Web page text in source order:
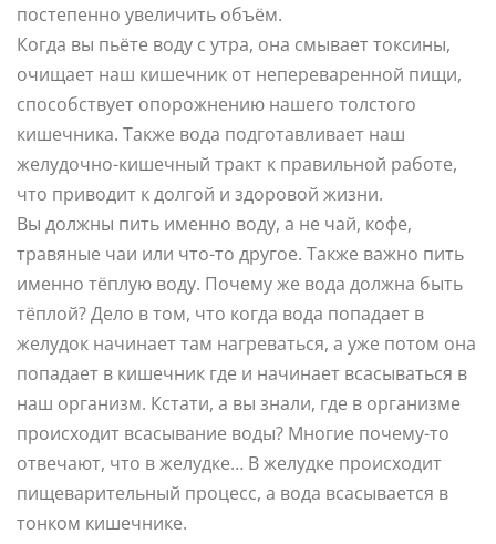
постепенно увеличить объём.
Когда вы пьёте воду с утра, она смывает токсины,
очищает наш кишечник от непереваренной пищи,
способствует опорожнению нашего толстого
кишечника. Также вода подготавливает наш
желудочно-кишечный тракт к правильной работе,
что приводит к долгой и здоровой жизни.
Вы должны пить именно воду, а не чай, кофе,
травяные чаи или что-то другое. Также важно пить
именно тёплую воду. Почему же вода должна быть
тёплой? Дело в том, что когда вода попадает в
желудок начинает там нагреваться, а уже потом она
попадает в кишечник где и начинает всасываться в
наш организм. Кстати, а вы знали, где в организме
происходит всасывание воды? Многие почему-то
отвечают, что в желудке… В желудке происходит
пищеварительный процесс, а вода всасывается в
тонком кишечнике.